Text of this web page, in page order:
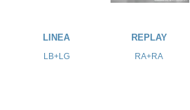
LINEA
LB+LG
REPLAY
RA+RA